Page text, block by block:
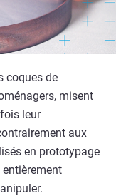
coques de
misent
leur
aux
en prototypage